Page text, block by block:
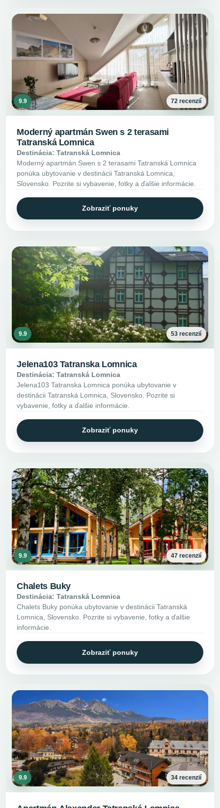
9.9 72 recenzií
Moderný apartmán Swen s 2 terasami
Tatranská Lomnica
Destinácia: Tatranská Lomnica
Moderný apartmán Swen s 2 terasami Tatranská Lomnica
ponúka ubytovanie v destinácii Tatranská Lomnica,
Slovensko. Pozrite si vybavenie, fotky a ďalšie informácie.
Zobraziť ponuky
9.9 53 recenzií
Jelena103 Tatranska Lomnica
Destinácia: Tatranská Lomnica
Jelena103 Tatranska Lomnica ponúka ubytovanie v
destinácii Tatranská Lomnica, Slovensko. Pozrite si
vybavenie, fotky a ďalšie informácie.
Zobraziť ponuky
9.9 47 recenzií
Chalets Buky
Destinácia: Tatranská Lomnica
Chalets Buky ponúka ubytovanie v destinácii Tatranská
Lomnica, Slovensko. Pozrite si vybavenie, fotky a ďalšie
informácie.
Zobraziť ponuky
9.9 34 recenzií